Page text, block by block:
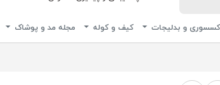
و بدلیجات کیف و کوله مجله مد و پوشاک